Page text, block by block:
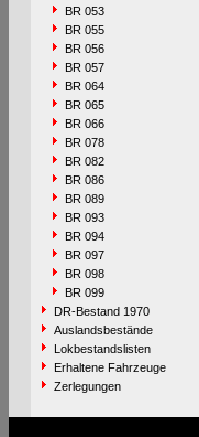
BR 053
BR 055
BR 056
BR 057
BR 064
BR 065
BR 066
BR 078
BR 082
BR 086
BR 089
BR 093
BR 094
BR 097
BR 098
BR 099
DR-Bestand 1970
Auslandsbestände
Lokbestandslisten
Erhaltene Fahrzeuge
Zerlegungen